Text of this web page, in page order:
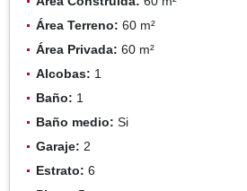
Área Terreno: 60 m²
Área Privada: 60 m²
Alcobas: 1
Baño: 1
Baño medio: Si
Garaje: 2
Estrato: 6